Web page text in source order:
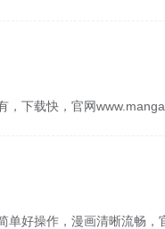
下载快，官网
单好操作，漫画清晰流畅